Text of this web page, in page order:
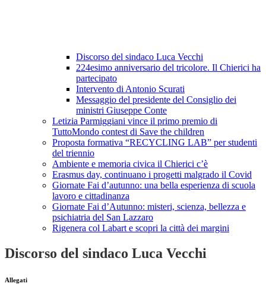
Discorso del sindaco Luca Vecchi
224esimo anniversario del tricolore. Il Chierici ha
partecipato
Intervento di Antonio Scurati
Messaggio del presidente del Consiglio dei
ministri Giuseppe Conte
Letizia Parmiggiani vince il primo premio di
TuttoMondo contest di Save the children
Proposta formativa “RECYCLING LAB” per studenti
del triennio
Ambiente e memoria civica il Chierici c’è
Erasmus day, continuano i progetti malgrado il Covid
Giornate Fai d’autunno: una bella esperienza di scuola
lavoro e cittadinanza
Giornate Fai d’Autunno: misteri, scienza, bellezza e
psichiatria del San Lazzaro
Rigenera col Labart e scopri la città dei margini
Discorso del sindaco Luca Vecchi
Allegati